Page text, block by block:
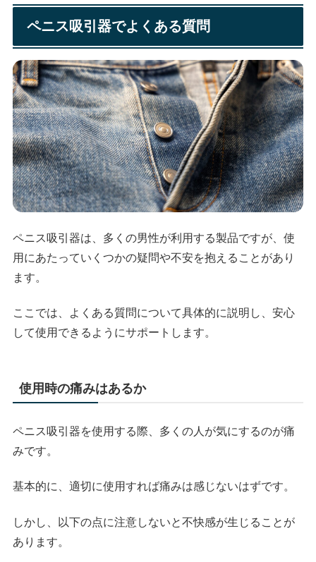
ペニス吸引器でよくある質問
ペニス吸引器は、多くの男性が利用する製品ですが、使
用にあたっていくつかの疑問や不安を抱えることがあり
ます。
ここでは、よくある質問について具体的に説明し、安心
して使用できるようにサポートします。
使用時の痛みはあるか
ペニス吸引器を使用する際、多くの人が気にするのが痛
みです。
基本的に、適切に使用すれば痛みは感じないはずです。
しかし、以下の点に注意しないと不快感が生じることが
あります。